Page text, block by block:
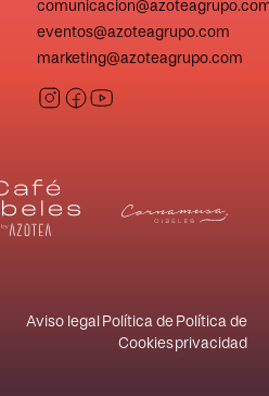
eventos@azoteagrupo.com
marketing@azoteagrupo.com
Aviso legal Política de
Cookies
Política de
privacidad